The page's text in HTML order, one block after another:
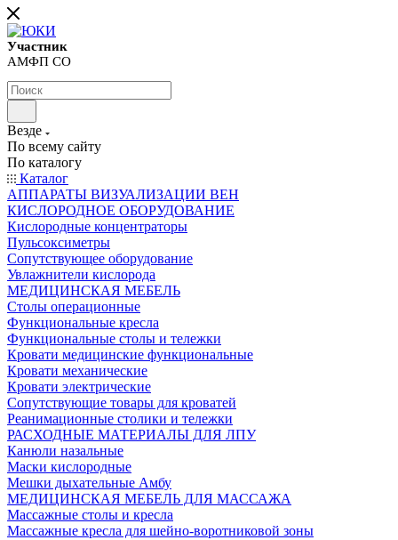
Участник
АМФП СО
Везде
По всему сайту
По каталогу
Каталог
АППАРАТЫ ВИЗУАЛИЗАЦИИ ВЕН
КИСЛОРОДНОЕ ОБОРУДОВАНИЕ
Кислородные концентраторы
Пульсоксиметры
Сопутствующее оборудование
Увлажнители кислорода
МЕДИЦИНСКАЯ МЕБЕЛЬ
Столы операционные
Функциональные кресла
Функциональные столы и тележки
Кровати медицинские функциональные
Кровати механические
Кровати электрические
Сопутствующие товары для кроватей
Реанимационные столики и тележки
РАСХОДНЫЕ МАТЕРИАЛЫ ДЛЯ ЛПУ
Канюли назальные
Маски кислородные
Мешки дыхательные Амбу
МЕДИЦИНСКАЯ МЕБЕЛЬ ДЛЯ МАССАЖА
Массажные столы и кресла
Массажные кресла для шейно-воротниковой зоны